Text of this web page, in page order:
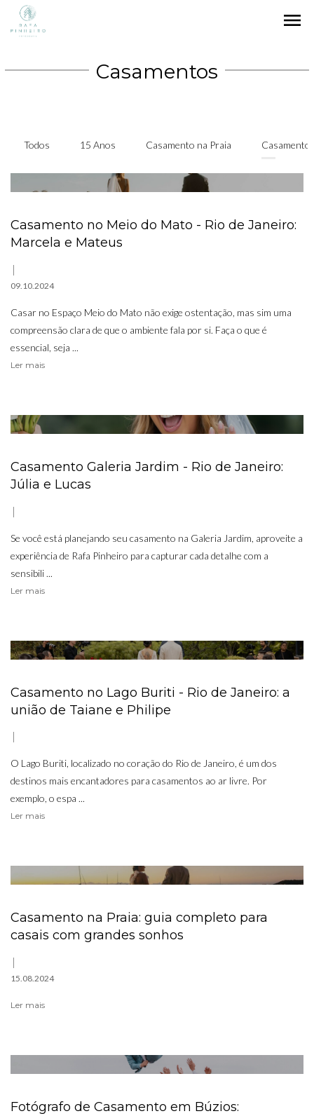
menu
Casamentos
Todos 15 Anos Casamento na Praia
Casamento no Meio do Mato - Rio de Janeiro:
Marcela e Mateus
09.10.2024
Casar no Espaço Meio do Mato não exige ostentação, mas sim uma
compreensão clara de que o ambiente fala por si. Faça o que é
essencial, seja ...
Ler mais
Casamento Galeria Jardim - Rio de Janeiro:
Júlia e Lucas
Se você está planejando seu casamento na Galeria Jardim, aproveite a
experiência de Rafa Pinheiro para capturar cada detalhe com a
sensibili ...
Ler mais
Casamento no Lago Buriti - Rio de Janeiro: a
união de Taiane e Philipe
O Lago Buriti, localizado no coração do Rio de Janeiro, é um dos
destinos mais encantadores para casamentos ao ar livre. Por
exemplo, o espa ...
Ler mais
Casamento na Praia: guia completo para
casais com grandes sonhos
15.08.2024
Ler mais
Fotógrafo de Casamento em Búzios: